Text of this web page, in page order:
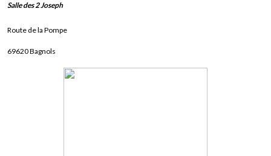
Salle des 2 Joseph
Route de la Pompe
69620 Bagnols